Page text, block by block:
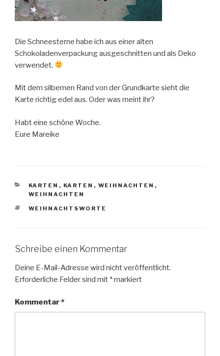
Die Schneesterne habe ich aus einer alten
Schokoladenverpackung ausgeschnitten und als Deko
verwendet.
Mit dem silbernen Rand von der Grundkarte sieht die
Karte richtig edel aus. Oder was meint ihr?
Habt eine schöne Woche.
Eure Mareike
KATEGORIEN
KARTEN , KARTEN , WEIHNACHTEN ,
WEIHNACHTEN
SCHLAGWÖRTER
WEIHNACHTSWORTE
Schreibe einen Kommentar
Deine E-Mail-Adresse wird nicht veröffentlicht.
Erforderliche Felder sind mit *markiert
Kommentar*